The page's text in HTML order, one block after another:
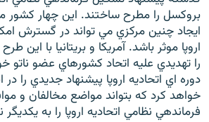
زبان‌های دیگر
بروكسل را مطرح ساختند. اين چهار
ايجاد چنين مركزي مي تواند در گسترش
اروپا موثر باشد. آمريكا و بريتانيا با اين
را تهديدي عليه اتحاد كشورهاي عضو ناتو
دوره اي اتحاديه اروپا پيشنهاد جديدي
خواهد كرد كه بتواند مواضع مخالفان و
فرماندهي نظامي اتحاديه اروپا را به